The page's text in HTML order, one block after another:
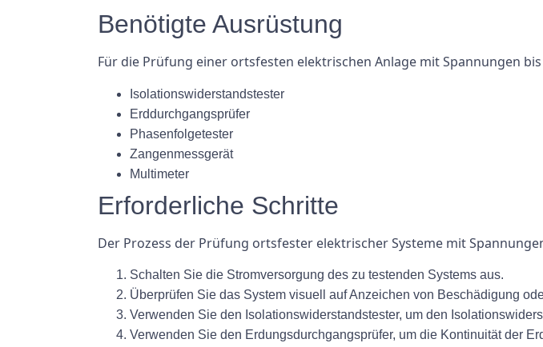
Benötigte Ausrüstung
Für die Prüfung einer ortsfesten elektrischen Anlage mit Spannungen
Isolationswiderstandstester
Erddurchgangsprüfer
Phasenfolgetester
Zangenmessgerät
Multimeter
Erforderliche Schritte
Der Prozess der Prüfung ortsfester elektrischer Systeme mit
Schalten Sie die Stromversorgung des zu testenden Systems aus.
Überprüfen Sie das System visuell auf Anzeichen von Beschädigung
Verwenden Sie den Isolationswiderstandstester, um den
Verwenden Sie den Erdungsdurchgangsprüfer, um die Kontinuität der